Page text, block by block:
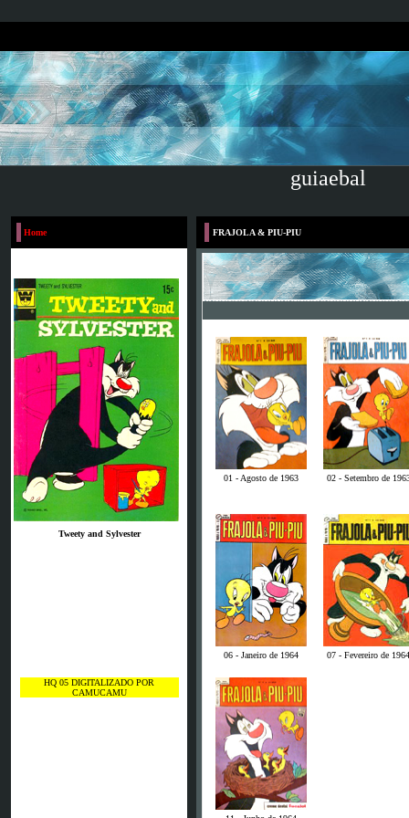
guiaebal
Home
Tweety and Sylvester
HQ 05 DIGITALIZADO POR
CAMUCAMU
FRAJOLA & PIU-PIU
01 - Agosto de 1963 02 - Setembro de
06 - Janeiro de 1964 07 - Fevereiro de 1964